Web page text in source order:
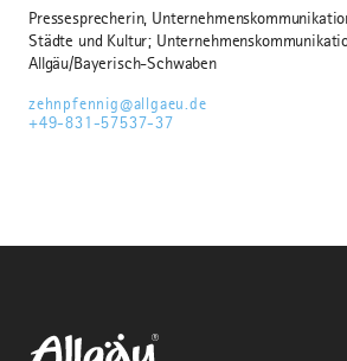
Pressesprecherin,
Städte und Kultur;
Allgäu/Bayerisch-Schwaben
zehnpfennig@allgaeu.de
+49-831-57537-37